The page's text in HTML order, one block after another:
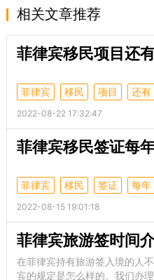
相关文章推荐
菲律宾 移民 项目 还有
2022-08-22 17:32:47
菲律宾移民签证每
菲律宾 移民 签证 每年
2022-08-15 19:01:18
在菲律宾持有旅游签入境的人
宾的规定是怎么样的。我们办